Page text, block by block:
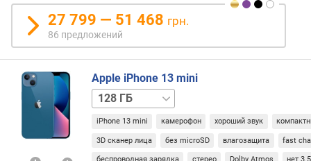
ц
е
с
с
р
а
ц
27 799 — 51 468 грн.
86 предложений
Apple iPhone 13 mini
256 ГБ512 ГБ
iPhone 13 mini камерофон хороший звук
3D сканер лица без microSD влагозащита fast